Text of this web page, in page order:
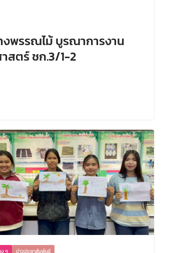
พรรณไม้ บูรณาการงาน
สตร์ ชก.3/1-2
ๆ ข่าวประชาสัมพันธ์